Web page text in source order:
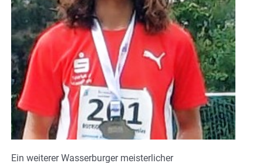
Ein weiterer Wasserburger meisterlicher